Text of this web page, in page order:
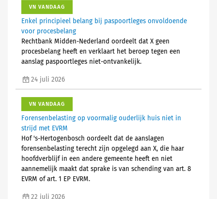
VN VANDAAG
Enkel principieel belang bij paspoortleges onvoldoende
voor procesbelang
Rechtbank Midden-Nederland oordeelt dat X geen
procesbelang heeft en verklaart het beroep tegen een
aanslag paspoortleges niet-ontvankelijk.
24 juli 2026
VN VANDAAG
Forensenbelasting op voormalig ouderlijk huis niet in
strijd met EVRM
Hof 's-Hertogenbosch oordeelt dat de aanslagen
forensenbelasting terecht zijn opgelegd aan X, die haar
hoofdverblijf in een andere gemeente heeft en niet
aannemelijk maakt dat sprake is van schending van art. 8
EVRM of art. 1 EP EVRM.
22 juli 2026